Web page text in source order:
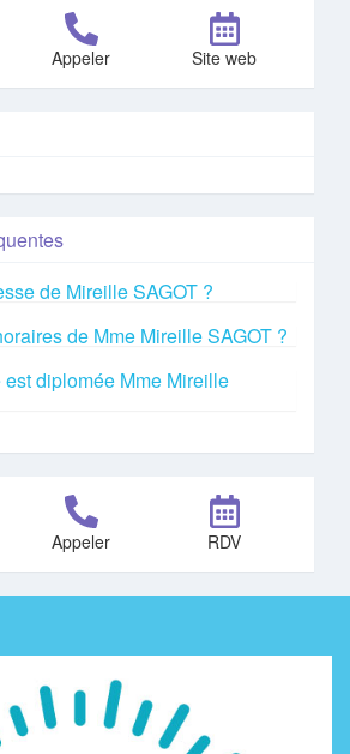
Appeler Site web
de Mireille SAGOT ?
de Mme Mireille SAGOT ?
diplomée Mme Mireille
Appeler RDV